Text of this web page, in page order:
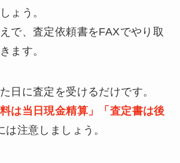
ょう。
で、査定依頼書をFAXでやり取
ます。
日に査定を受けるだけです。
料は当日現金精算」「 査定書は後
は注意しましょう。